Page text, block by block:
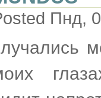
Пнд,